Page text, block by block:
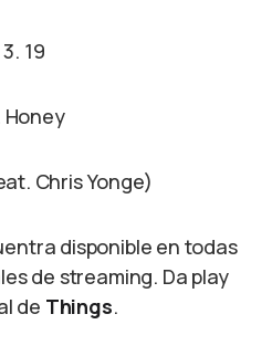
3. 19
Honey
Chris Yonge)
disponible en todas
de streaming. Da play
de Things.